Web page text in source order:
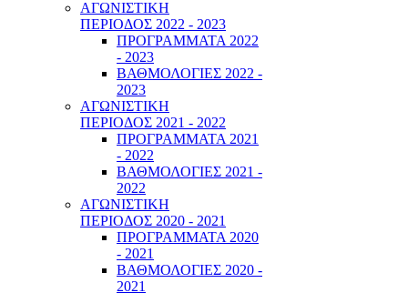
ΑΓΩΝΙΣΤΙΚΗ
ΠΕΡΙΟΔΟΣ 2022 - 2023
ΠΡΟΓΡΑΜΜΑΤΑ 2022
- 2023
ΒΑΘΜΟΛΟΓΙΕΣ 2022 -
2023
ΑΓΩΝΙΣΤΙΚΗ
ΠΕΡΙΟΔΟΣ 2021 - 2022
ΠΡΟΓΡΑΜΜΑΤΑ 2021
- 2022
ΒΑΘΜΟΛΟΓΙΕΣ 2021 -
2022
ΑΓΩΝΙΣΤΙΚΗ
ΠΕΡΙΟΔΟΣ 2020 - 2021
ΠΡΟΓΡΑΜΜΑΤΑ 2020
- 2021
ΒΑΘΜΟΛΟΓΙΕΣ 2020 -
2021